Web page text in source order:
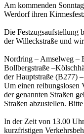
Am kommenden
Werdorf ihren
Die Festzugsaufstellung
der Willeckstraße und
Nordring – Amselweg –
Bollbergstraße
der Hauptstraße (B277)
Um einen reibungslosen
der genannten Straßen
Straßen abzustellen.
In der Zeit von 13.00
kurzfristigen